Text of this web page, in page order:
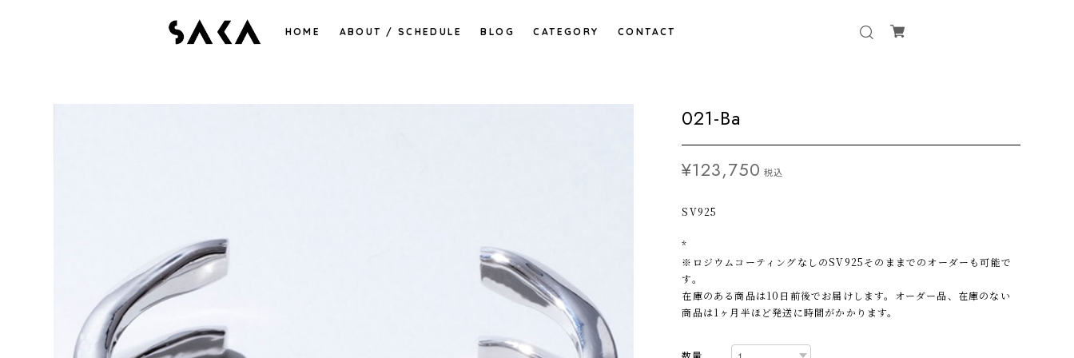
HOME ABOUT / SCHEDULE BLOG CATEGORY CONTACT
021-Ba
¥123,750 税込
SV925
*
※ロジウムコーティングなしのSV925そのままでのオーダーも可能で
す。
在庫のある商品は10日前後でお届けします。オーダー品、在庫のない
商品は1ヶ月半ほど発送に時間がかかります。